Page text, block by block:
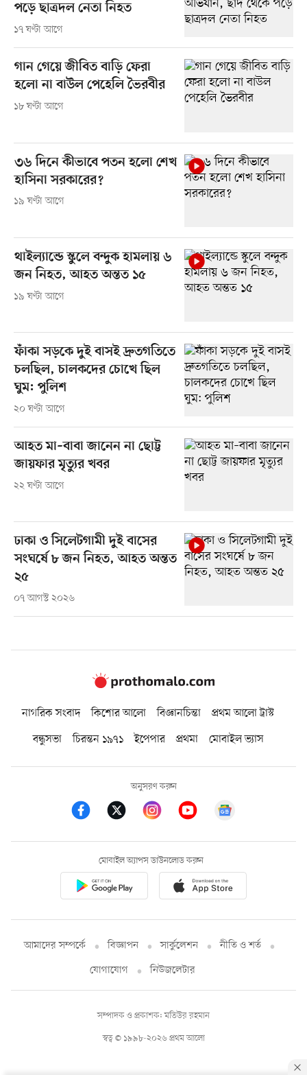
পড়ে ছাত্রদল নেতা নিহত
১৭ ঘণ্টা আগে
গান গেয়ে জীবিত বাড়ি ফেরা
হলো না বাউল পেহেলি ভৈরবীর
১৮ ঘণ্টা আগে
৩৬ দিনে কীভাবে পতন হলো শেখ
হাসিনা সরকারের?
১৯ ঘণ্টা আগে
থাইল্যান্ডে স্কুলে বন্দুক হামলায় ৬
জন নিহত, আহত অন্তত ১৫
১৯ ঘণ্টা আগে
ফাঁকা সড়কে দুই বাসই দ্রুতগতিতে
চলছিল, চালকদের চোখে ছিল
ঘুম: পুলিশ
২০ ঘণ্টা আগে
আহত মা–বাবা জানেন না ছোট্ট
জায়ফার মৃত্যুর খবর
২২ ঘণ্টা আগে
ঢাকা ও সিলেটগামী দুই বাসের
সংঘর্ষে ৮ জন নিহত, আহত অন্তত
২৫
০৭ আগস্ট ২০২৬
নাগরিক সংবাদ কিশোর আলো বিজ্ঞানচিন্তা
প্রথম আলো ট্রাস্ট
বন্ধুসভা
চিরন্তন ১৯৭১ ইপেপার প্রথমা মোবাইল ভ্যাস
অনুসরণ করুন
মোবাইল অ্যাপস ডাউনলোড করুন
আমাদের সম্পর্কে বিজ্ঞাপন সার্কুলেশন
নীতি ও শর্ত
যোগাযোগ
নিউজলেটার
স্বত্ব © ১৯৯৮-২০২৬ প্রথম আলো
সম্পাদক ও প্রকাশক: মতিউর রহমান